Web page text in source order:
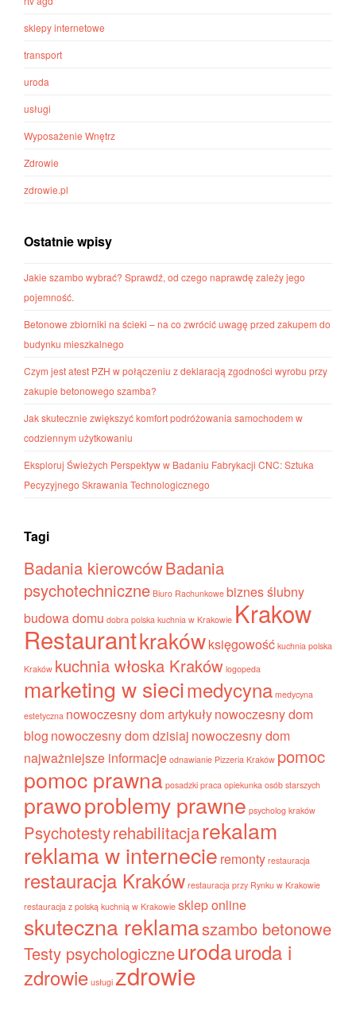
sklepy internetowe
transport
uroda
usługi
Wyposażenie Wnętrz
Zdrowie
zdrowie.pl
Ostatnie wpisy
Jakie szambo wybrać? Sprawdź, od czego naprawdę zależy jego
pojemność.
Betonowe zbiorniki na ścieki – na co zwrócić uwagę przed zakupem do
budynku mieszkalnego
Czym jest atest PZH w połączeniu z deklaracją zgodności wyrobu przy
zakupie betonowego szamba?
Jak skutecznie zwiększyć komfort podróżowania samochodem w
codziennym użytkowaniu
Eksploruj Świeżych Perspektyw w Badaniu Fabrykacji CNC: Sztuka
Pecyzyjnego Skrawania Technologicznego
Tagi
Badania kierowcówBadania
psychotechniczne Biuro Rachunkowe biznes ślubny
budowa domu dobra polska kuchnia w Krakowie Krakow
Restaurantkrakówksięgowość kuchnia polska
Kraków kuchnia włoska Kraków logopeda
marketing w siecimedycyna medycyna
estetyczna nowoczesny dom artykułynowoczesny dom
blog nowoczesny dom dzisiaj nowoczesny dom
najważniejsze informacje odnawianie Pizzeria Kraków pomoc
pomoc prawna posadzki praca opiekunka osób starszych
prawoproblemy prawne psycholog kraków
Psychotestyrehabilitacjarekalam
reklama w internecie remonty restauracja
restauracja Kraków restauracja przy Rynku w Krakowie
restauracja z polską kuchnią w Krakowie sklep online
skuteczna reklamaszambo betonowe
Testy psychologiczneurodauroda i
zdrowie usługi zdrowie